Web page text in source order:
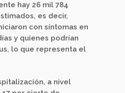
hay 26 mil 784
es decir,
con síntomas en
y quienes podrían
lo que representa el
a nivel